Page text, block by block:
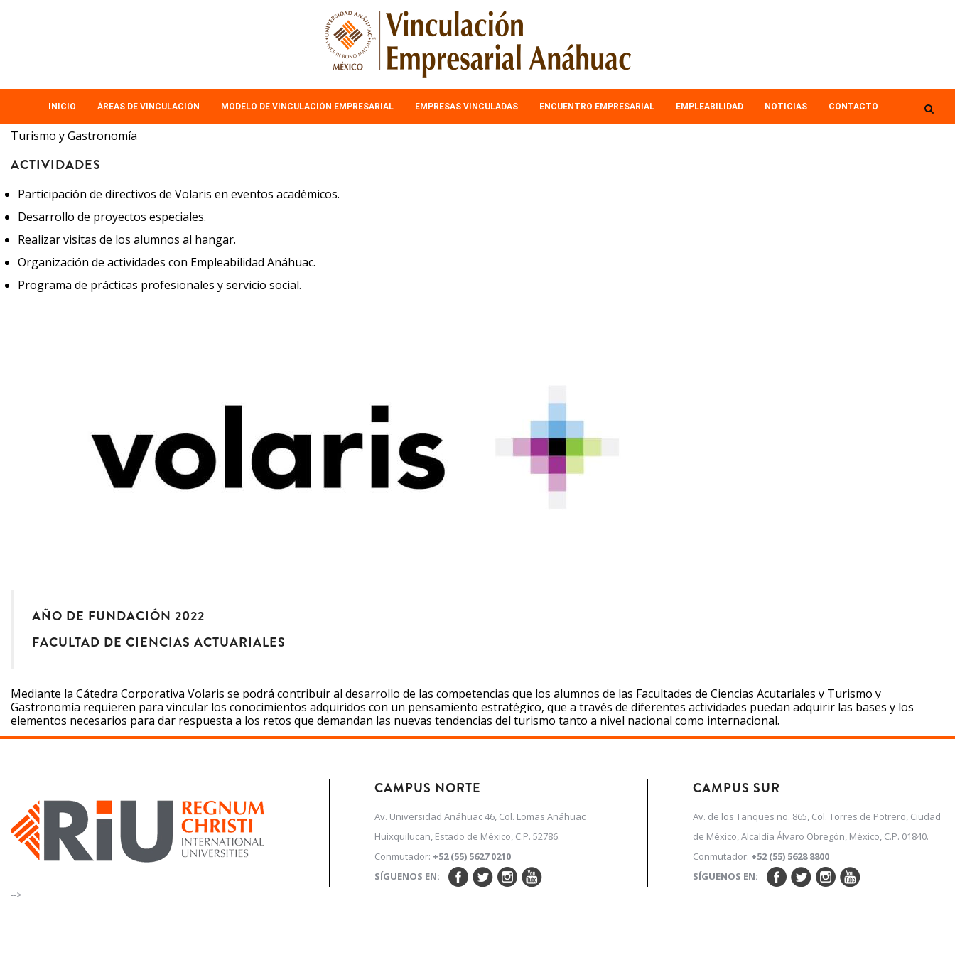
INICIO ÁREAS DE VINCULACIÓN MODELO DE VINCULACIÓN EMPRESARIAL EMPRESAS VINCULADAS ENCUENTRO EMPRESARIAL EMPLEABILIDAD NOTICIAS CONTACTO
Turismo y Gastronomía
ACTIVIDADES
Participación de directivos de Volaris en eventos académicos.
Desarrollo de proyectos especiales.
Realizar visitas de los alumnos al hangar.
Organización de actividades con Empleabilidad Anáhuac.
Programa de prácticas profesionales y servicio social.
AÑO DE FUNDACIÓN 2022
FACULTAD DE CIENCIAS ACTUARIALES
Mediante la Cátedra Corporativa Volaris se podrá contribuir al desarrollo de las competencias que los alumnos de las Facultades de Ciencias Acutariales y Turismo y
Gastronomía requieren para vincular los conocimientos adquiridos con un pensamiento estratégico, que a través de diferentes actividades puedan adquirir las bases y los
elementos necesarios para dar respuesta a los retos que demandan las nuevas tendencias del turismo tanto a nivel nacional como internacional.
-->
CAMPUS NORTE
Av. Universidad Anáhuac 46, Col. Lomas Anáhuac
Huixquilucan, Estado de México, C.P. 52786.
Conmutador: +52 (55) 5627 0210
SÍGUENOS EN:
CAMPUS SUR
Av. de los Tanques no. 865, Col. Torres de Potrero, Ciudad
de México, Alcaldía Álvaro Obregón, México, C.P. 01840.
Conmutador: +52 (55) 5628 8800
SÍGUENOS EN: